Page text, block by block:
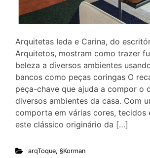
Arquitetas Ieda e Carina, do
Arquitetos, mostram como trazer
beleza a diversos ambientes
bancos como peças coringas O
peça-chave que ajuda a compor o
diversos ambientes da casa. Com
comporta em várias cores, tecidos
este clássico originário da […]
arqToque, §Korman